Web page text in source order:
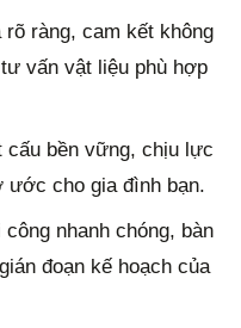
rõ ràng, cam kết không
vấn vật liệu phù hợp
cấu bền vững, chịu lực
ước cho gia đình bạn.
nhanh chóng, bàn
đoạn kế hoạch của